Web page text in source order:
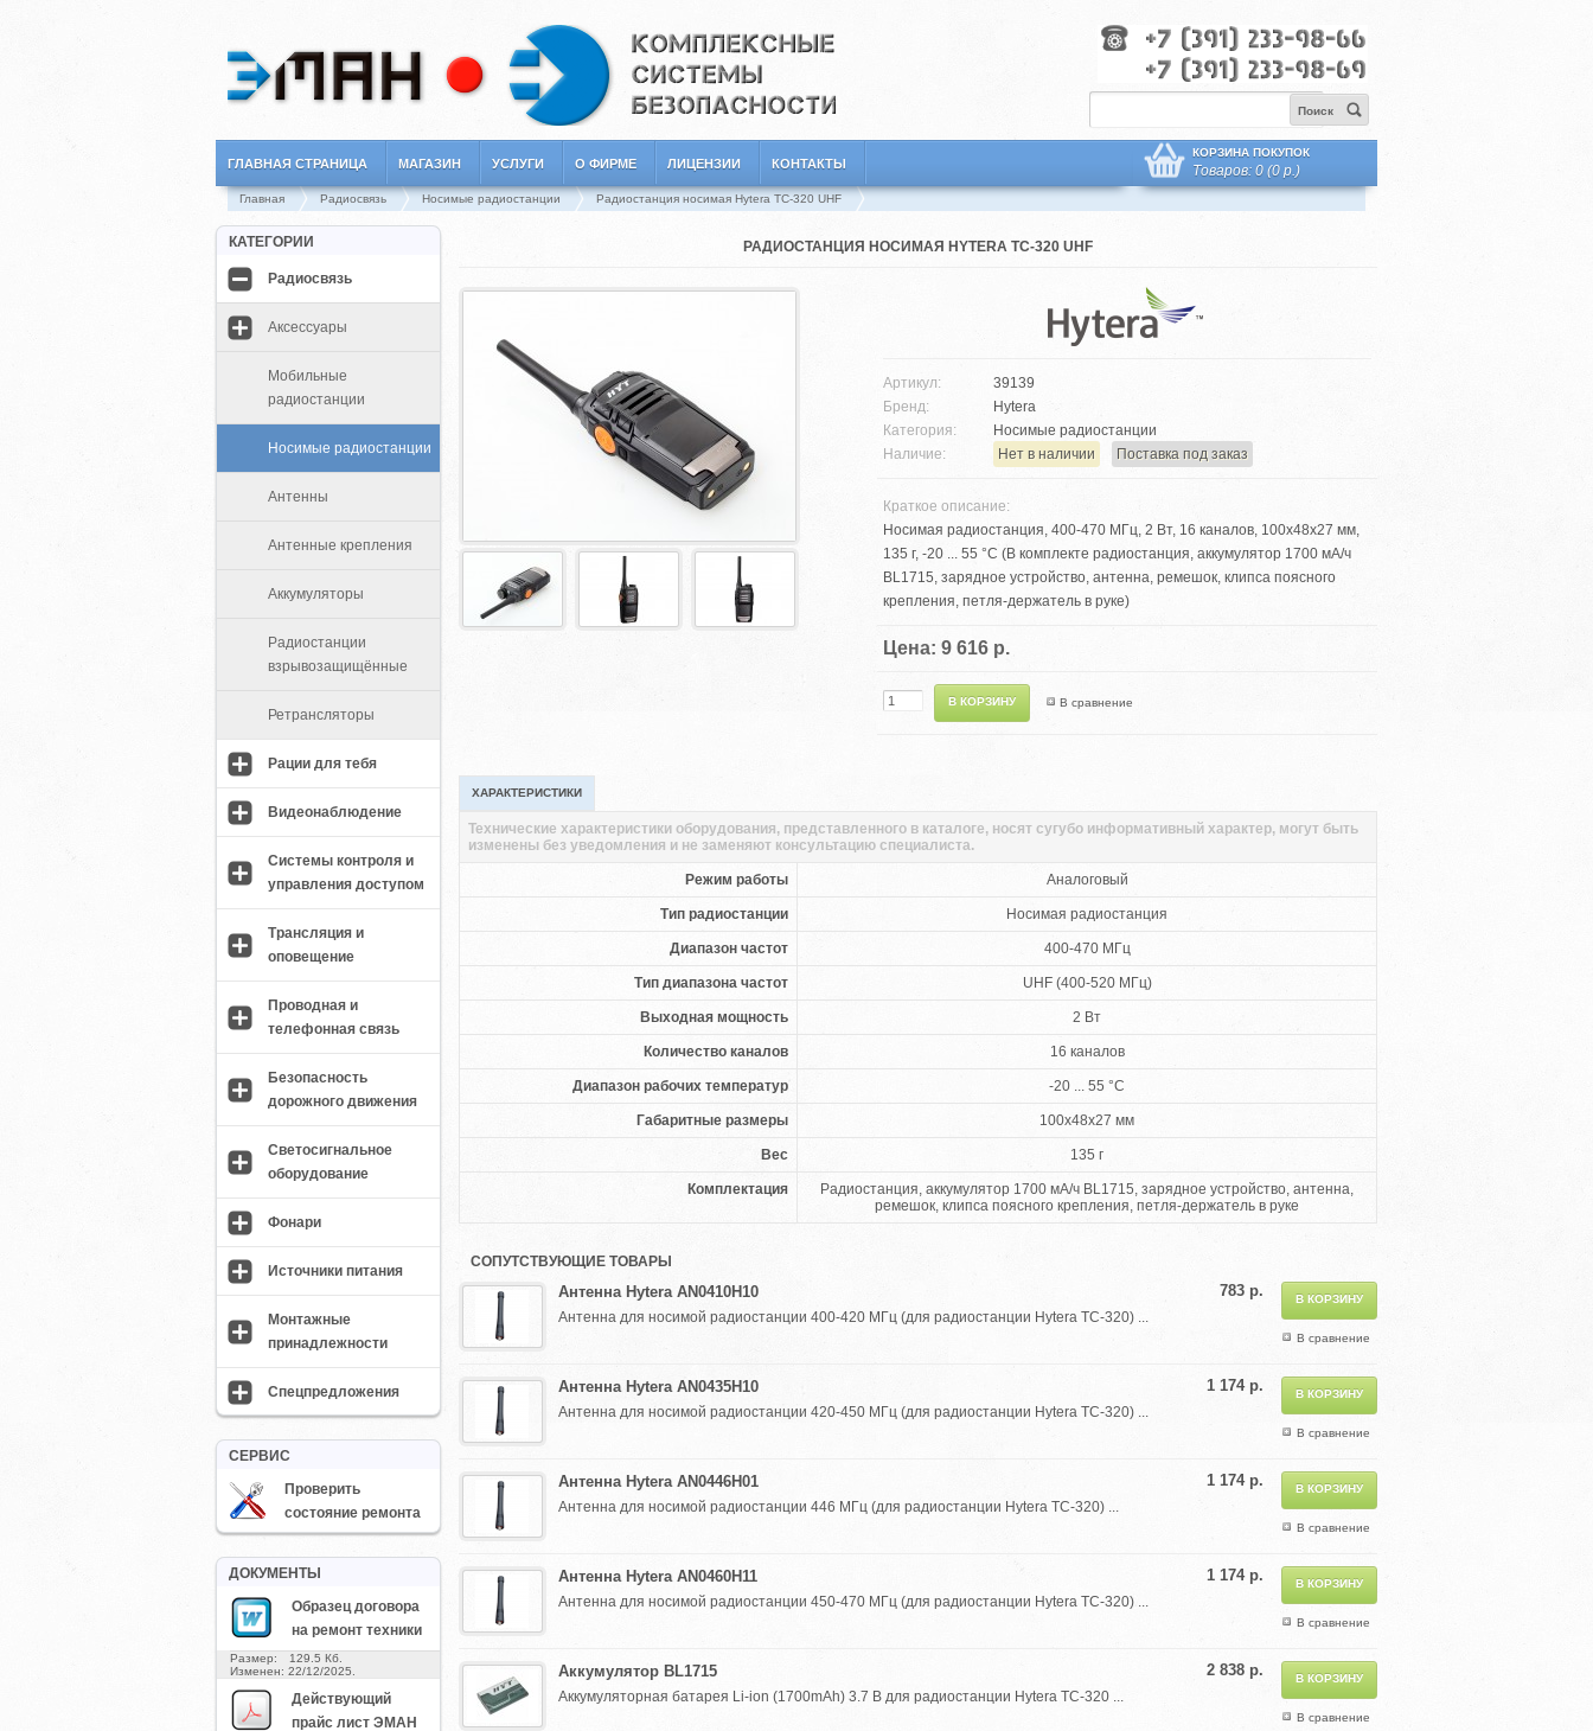
Поиск
ГЛАВНАЯ СТРАНИЦА МАГАЗИН УСЛУГИ О ФИРМЕ ЛИЦЕНЗИИ КОНТАКТЫ
КОРЗИНА ПОКУПОК
Товаров: 0 (0 р.)
Главная Радиосвязь Носимые радиостанции Радиостанция носимая Hytera TC-320 UHF
КАТЕГОРИИ
Радиосвязь
Аксессуары
Мобильные
радиостанции
Носимые радиостанции
Антенны
Антенные крепления
Аккумуляторы
Радиостанции
взрывозащищённые
Ретрансляторы
Рации для тебя
Видеонаблюдение
Системы контроля и
управления доступом
Трансляция и
оповещение
Проводная и
телефонная связь
Безопасность
дорожного движения
Светосигнальное
оборудование
Фонари
Источники питания
Монтажные
принадлежности
Спецпредложения
СЕРВИС
Проверить
состояние ремонта
ДОКУМЕНТЫ
Образец договора
на ремонт техники
Размер: 129.5 Кб.
Изменен: 22/12/2025.
Действующий
прайс лист ЭМАН
РАДИОСТАНЦИЯ НОСИМАЯ HYTERA TC-320 UHF
Артикул:
39139
Бренд:
Hytera
Категория:
Носимые радиостанции
Наличие:
Нет в наличии Поставка под заказ
Краткое описание:
Носимая радиостанция, 400-470 МГц, 2 Вт, 16 каналов, 100х48х27 мм,
135 г, -20 ... 55 °С (В комплекте радиостанция, аккумулятор 1700 мА/ч
BL1715, зарядное устройство, антенна, ремешок, клипса поясного
крепления, петля-держатель в руке)
Цена: 9 616 р.
В сравнение
ХАРАКТЕРИСТИКИ
Режим работы Аналоговый
Тип радиостанции Носимая радиостанция
Диапазон частот 400-470 МГц
Тип диапазона частот UHF (400-520 МГц)
Выходная мощность 2 Вт
Количество каналов 16 каналов
Диапазон рабочих температур -20 ... 55 °С
Габаритные размеры 100x48x27 мм
Вес 135 г
Комплектация
Радиостанция, аккумулятор 1700 мА/ч BL1715, зарядное устройство, антенна,
ремешок, клипса поясного крепления, петля-держатель в руке
Технические характеристики оборудования, представленного в каталоге, носят сугубо информативный характер, могут быть
изменены без уведомления и не заменяют консультацию специалиста.
СОПУТСТВУЮЩИЕ ТОВАРЫ
В сравнение
783 р.
Антенна Hytera AN0410H10
Антенна для носимой радиостанции 400-420 МГц (для радиостанции Hytera TC-320) ...
В сравнение
1 174 р.
Антенна Hytera AN0435H10
Антенна для носимой радиостанции 420-450 МГц (для радиостанции Hytera TC-320) ...
В сравнение
1 174 р.
Антенна Hytera AN0446H01
Антенна для носимой радиостанции 446 МГц (для радиостанции Hytera TC-320) ...
В сравнение
1 174 р.
Антенна Hytera AN0460H11
Антенна для носимой радиостанции 450-470 МГц (для радиостанции Hytera TC-320) ...
В сравнение
2 838 р.
Аккумулятор BL1715
Аккумуляторная батарея Li-ion (1700mAh) 3.7 В для радиостанции Hytera TC-320 ...